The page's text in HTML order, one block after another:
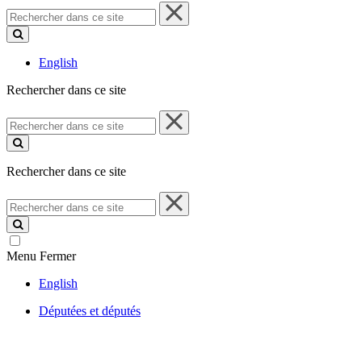
Rechercher
dans
ce
English
Rechercher dans ce site
Rechercher
dans
ce
Rechercher dans ce site
Rechercher
dans
ce
site
Menu Fermer
English
Députées et députés